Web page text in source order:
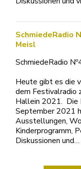
SchmiedeRadio
Meisl
SchmiedeRadio
Heute gibt es die
dem Festivalradio
Hallein 2021. Die
September 2021
Ausstellungen,
Kinderprogramm,
Diskussionen und…